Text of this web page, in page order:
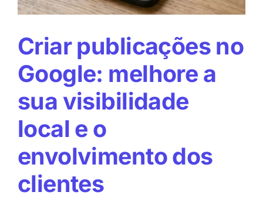
Criar publicações no
Google: melhore a
sua visibilidade
local e o
envolvimento dos
clientes